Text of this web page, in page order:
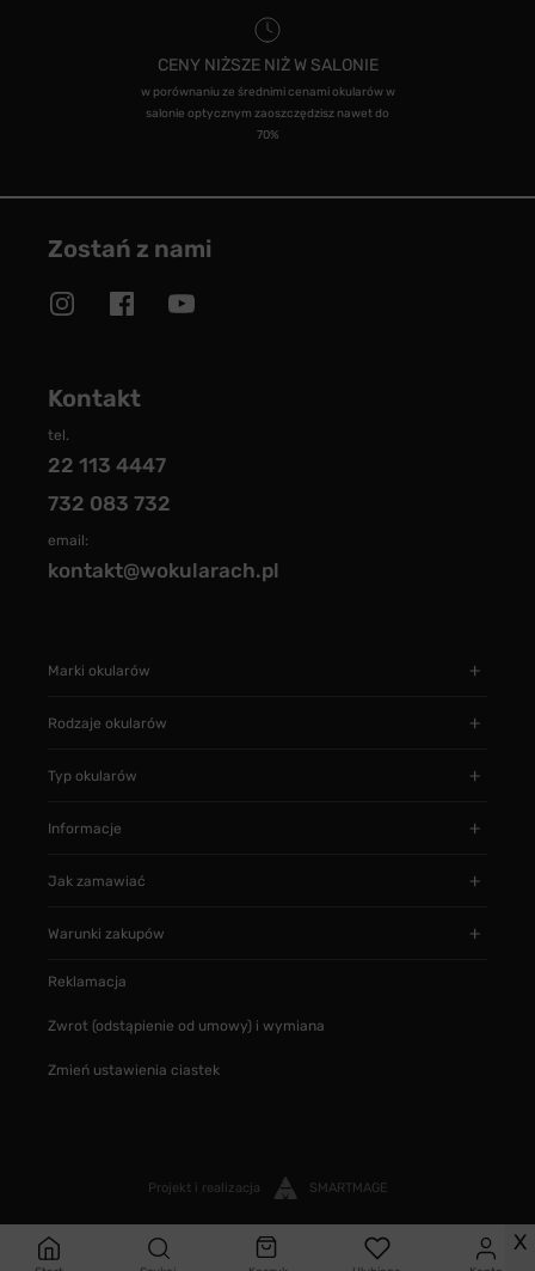
CENY NIŻSZE NIŻ W SALONIE
w porównaniu ze średnimi cenami okularów w
salonie optycznym zaoszczędzisz nawet do
70%
Zostań z nami
Kontakt
tel.
22 113 4447
732 083 732
email:
kontakt@wokularach.pl
Marki okularów
Rodzaje okularów
Typ okularów
Informacje
Jak zamawiać
Warunki zakupów
Reklamacja
Zwrot (odstąpienie od umowy) i wymiana
Zmień ustawienia ciastek
Projekt i realizacja SMARTMAGE
X